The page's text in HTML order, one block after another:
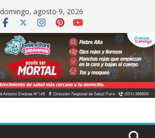
domingo, agosto 9, 2026